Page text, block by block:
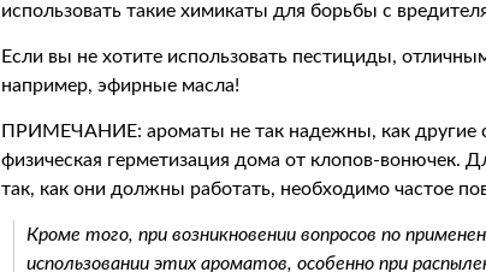
использовать такие химикаты для борьбы с
Если вы не хотите использовать пестициды,
например, эфирные масла!
ПРИМЕЧАНИЕ: ароматы не так надежны, как другие
физическая герметизация дома от клопов-вонючек.
так, как они должны работать, необходимо частое
Кроме того, при возникновении вопросов по
использовании этих ароматов, особенно при